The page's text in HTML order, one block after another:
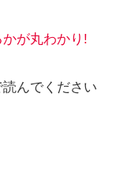
かが丸わかり!
んでください